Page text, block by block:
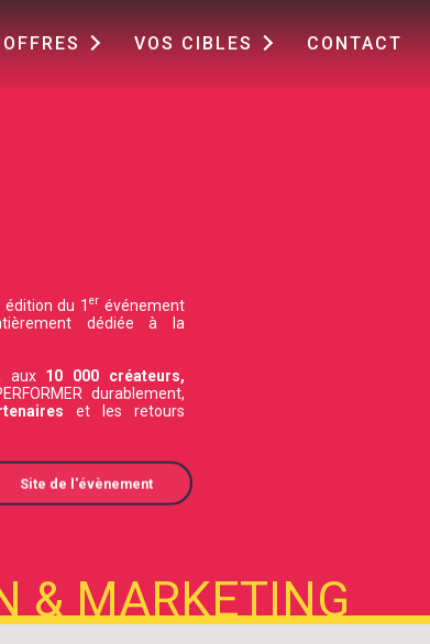
VOS CIBLES CONTACT
édition du 1er événement
dédiée à la
aux 10 000 créateurs,
durablement,
et les retours
Site de l'évènement
& MARKETING